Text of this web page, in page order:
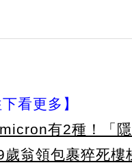
下看更多】
有2種！「
歲翁領包裹猝死